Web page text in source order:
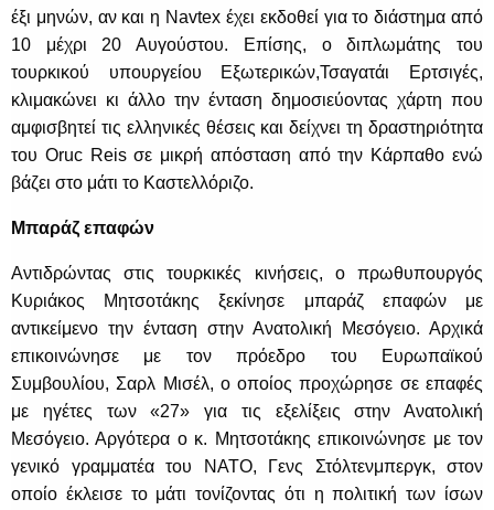
έξι μηνών, αν και η Navtex έχει εκδοθεί για το διάστημα από
10 μέχρι 20 Αυγούστου. Επίσης, ο διπλωμάτης του
τουρκικού υπουργείου Εξωτερικών,Τσαγατάι Ερτσιγές,
κλιμακώνει κι άλλο την ένταση δημοσιεύοντας χάρτη που
αμφισβητεί τις ελληνικές θέσεις και δείχνει τη δραστηριότητα
του Oruc Reis σε μικρή απόσταση από την Κάρπαθο ενώ
βάζει στο μάτι το Καστελλόριζο.
Μπαράζ επαφών
Αντιδρώντας στις τουρκικές κινήσεις, ο πρωθυπουργός
Κυριάκος Μητσοτάκης ξεκίνησε μπαράζ επαφών με
αντικείμενο την ένταση στην Ανατολική Μεσόγειο. Αρχικά
επικοινώνησε με τον πρόεδρο του Ευρωπαϊκού
Συμβουλίου, Σαρλ Μισέλ, ο οποίος προχώρησε σε επαφές
με ηγέτες των «27» για τις εξελίξεις στην Ανατολική
Μεσόγειο. Αργότερα ο κ. Μητσοτάκης επικοινώνησε με τον
γενικό γραμματέα του ΝΑΤΟ, Γενς Στόλτενμπεργκ, στον
οποίο έκλεισε το μάτι τονίζοντας ότι η πολιτική των ίσων